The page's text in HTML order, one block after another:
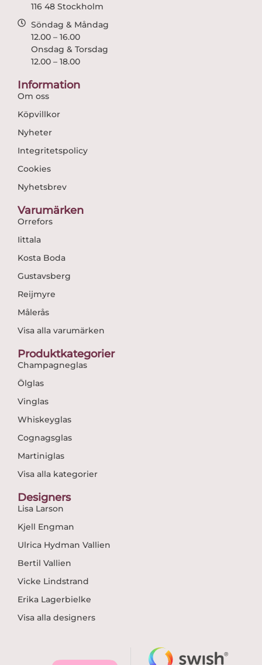
116 48 Stockholm
Söndag & Måndag
12.00 – 16.00
Onsdag & Torsdag
12.00 – 18.00
Information
Om oss
Köpvillkor
Nyheter
Integritetspolicy
Cookies
Nyhetsbrev
Varumärken
Orrefors
Iittala
Kosta Boda
Gustavsberg
Reijmyre
Målerås
Visa alla varumärken
Produktkategorier
Champagneglas
Ölglas
Vinglas
Whiskeyglas
Cognagsglas
Martiniglas
Visa alla kategorier
Designers
Lisa Larson
Kjell Engman
Ulrica Hydman Vallien
Bertil Vallien
Vicke Lindstrand
Erika Lagerbielke
Visa alla designers